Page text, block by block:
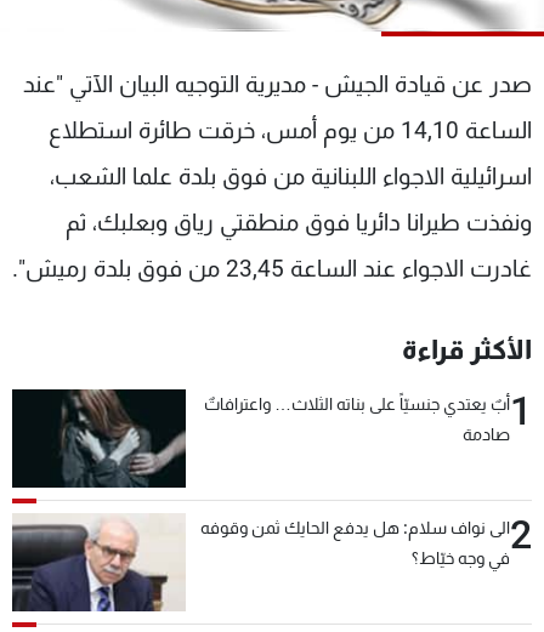
صدر عن قيادة الجيش - مديرية التوجيه البيان الآتي "عند
الساعة 14,10 من يوم أمس، خرقت طائرة استطلاع
اسرائيلية الاجواء اللبنانية من فوق بلدة علما الشعب،
ونفذت طيرانا دائريا فوق منطقتي رياق وبعلبك، ثم
غادرت الاجواء عند الساعة 23,45 من فوق بلدة رميش".
الأكثر قراءة
1أبٌ يعتدي جنسيّاً على بناته الثلاث… واعترافاتٌ
صادمة
2الى نواف سلام: هل يدفع الحايك ثمن وقوفه
في وجه خيّاط؟
شاهد البرامج
عن MTV
الإنـتـاج
لاعلاناتكم
وظائف
شروط الإسـتخدام
سياسة الخصوصية